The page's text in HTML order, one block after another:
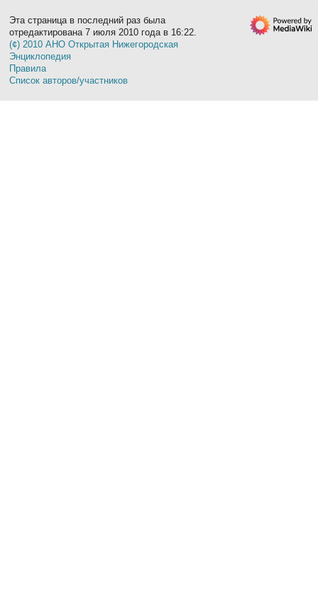
Эта страница в последний раз была
отредактирована 7 июля 2010 года в 16:22.
(¢) 2010 АНО Открытая Нижегородская
Энциклопедия
Правила
Список авторов/участников